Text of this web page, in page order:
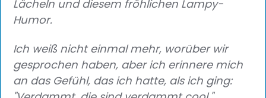
Lächeln und diesem fröhlichen Lampy-
Humor.
Ich weiß nicht einmal mehr, worüber wir
gesprochen haben, aber ich erinnere mich
an das Gefühl, das ich hatte, als ich ging: